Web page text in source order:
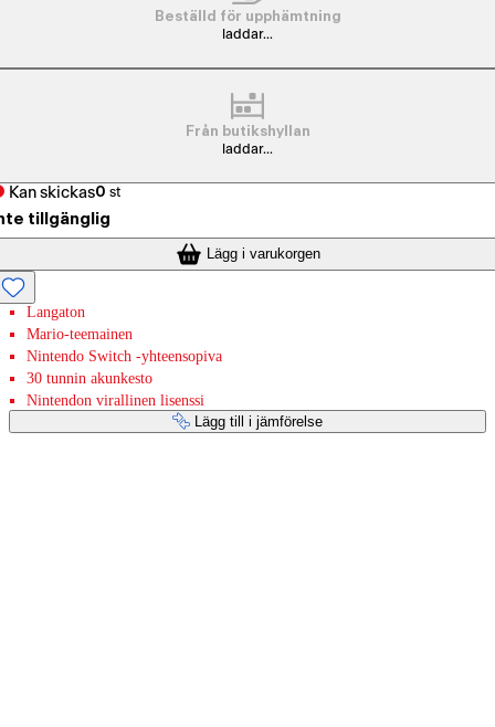
Beställd för upphämtning
laddar...
Från butikshyllan
laddar...
Kan skickas0 st
tillgänglig
Lägg i varukorgen
Langaton
Mario-teemainen
Nintendo Switch -yhteensopiva
30 tunnin akunkesto
Nintendon virallinen lisenssi
Lägg till i jämförelse